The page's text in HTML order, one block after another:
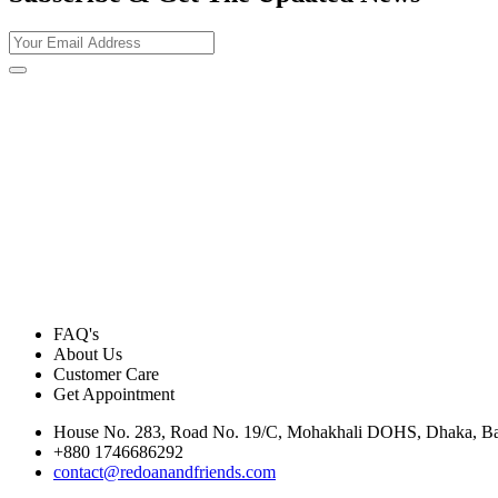
FAQ's
About Us
Customer Care
Get Appointment
House No. 283, Road No. 19/C, Mohakhali DOHS, Dhaka,
+880 1746686292
contact@redoanandfriends.com